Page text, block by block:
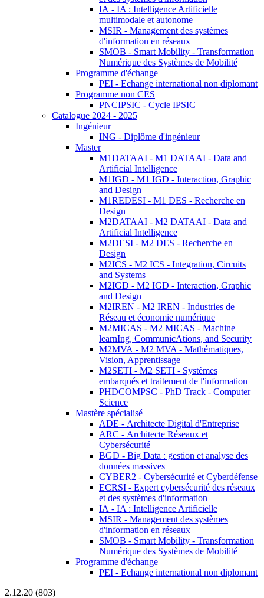
IA - IA : Intelligence Artificielle
multimodale et autonome
MSIR - Management des systèmes
d'information en réseaux
SMOB - Smart Mobility - Transformation
Numérique des Systèmes de Mobilité
Programme d'échange
PEI - Echange international non diplomant
Programme non CES
PNCIPSIC - Cycle IPSIC
Catalogue 2024 - 2025
Ingénieur
ING - Diplôme d'ingénieur
Master
M1DATAAI - M1 DATAAI - Data and
Artificial Intelligence
M1IGD - M1 IGD - Interaction, Graphic
and Design
M1REDESI - M1 DES - Recherche en
Design
M2DATAAI - M2 DATAAI - Data and
Artificial Intelligence
M2DESI - M2 DES - Recherche en
Design
M2ICS - M2 ICS - Integration, Circuits
and Systems
M2IGD - M2 IGD - Interaction, Graphic
and Design
M2IREN - M2 IREN - Industries de
Réseau et économie numérique
M2MICAS - M2 MICAS - Machine
learnIng, CommunicAtions, and Security
M2MVA - M2 MVA - Mathématiques,
Vision, Apprentissage
M2SETI - M2 SETI - Systèmes
embarqués et traitement de l'information
PHDCOMPSC - PhD Track - Computer
Science
Mastère spécialisé
ADE - Architecte Digital d'Entreprise
ARC - Architecte Réseaux et
Cybersécurité
BGD - Big Data : gestion et analyse des
données massives
CYBER2 - Cybersécurité et Cyberdéfense
ECRSI - Expert cybersécurité des réseaux
et des systèmes d'information
IA - IA : Intelligence Artificielle
MSIR - Management des systèmes
d'information en réseaux
SMOB - Smart Mobility - Transformation
Numérique des Systèmes de Mobilité
Programme d'échange
PEI - Echange international non diplomant
2.12.20 (803)